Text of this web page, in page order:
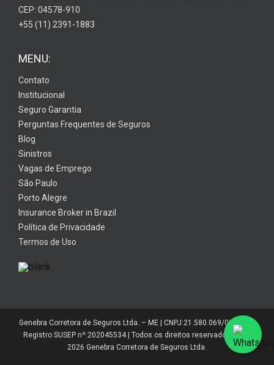
CEP: 04578-910
+55 (11) 2391-1883
MENU:
Contato
Institucional
Seguro Garantia
Perguntas Frequentes de Seguros
Blog
Sinistros
Vagas de Emprego
São Paulo
Porto Alegre
Insurance Broker in Brazil
Política de Privacidade
Termos de Uso
Genebra Corretora de Seguros Ltda. – ME | CNPJ:21.580.069/0001-01 |
Registro SUSEP nº:202045534 | Todos os direitos reservados 2014-
2026 Genebra Corretora de Seguros Ltda.